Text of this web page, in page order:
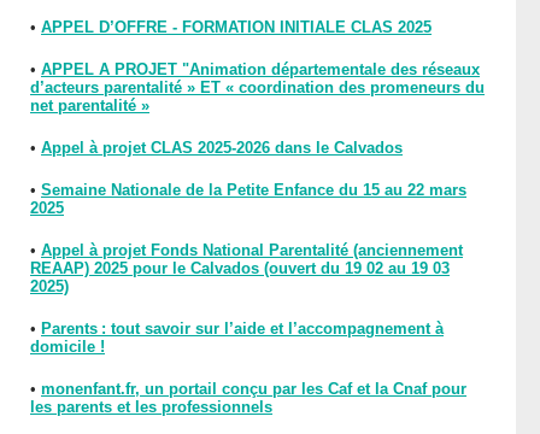
• APPEL D’OFFRE - FORMATION INITIALE CLAS 2025
• APPEL A PROJET "Animation départementale des réseaux
d’acteurs parentalité » ET « coordination des promeneurs du
net parentalité »
• Appel à projet CLAS 2025-2026 dans le Calvados
• Semaine Nationale de la Petite Enfance du 15 au 22 mars
2025
• Appel à projet Fonds National Parentalité (anciennement
REAAP) 2025 pour le Calvados (ouvert du 19 02 au 19 03
2025)
• Parents : tout savoir sur l’aide et l’accompagnement à
domicile !
• monenfant.fr, un portail conçu par les Caf et la Cnaf pour
les parents et les professionnels